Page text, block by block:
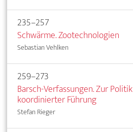
235–257
Schwärme. Zootechnologien
Sebastian Vehlken
259–273
Barsch-Verfassungen. Zur Politik
koordinierter Führung
Stefan Rieger